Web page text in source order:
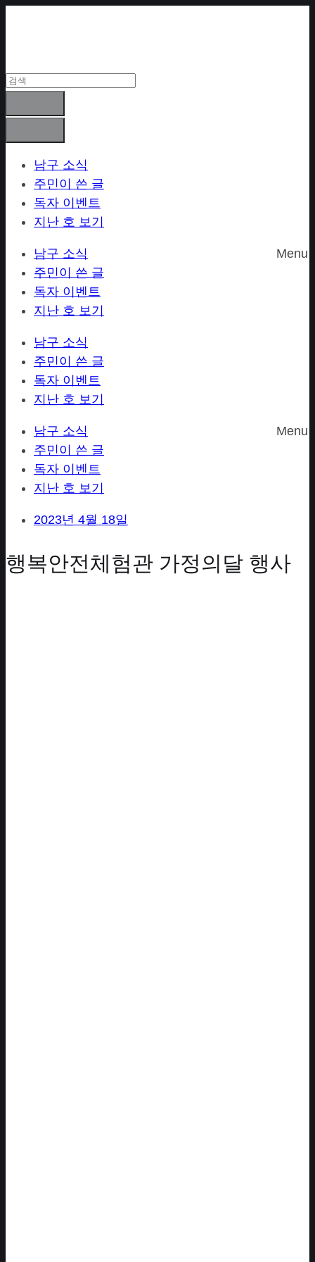
남구 소식
주민이 쓴 글
독자 이벤트
지난 호 보기
Menu
남구 소식
주민이 쓴 글
독자 이벤트
지난 호 보기
남구 소식
주민이 쓴 글
독자 이벤트
지난 호 보기
Menu
남구 소식
주민이 쓴 글
독자 이벤트
지난 호 보기
2023년 4월 18일
행복안전체험관 가정의달 행사